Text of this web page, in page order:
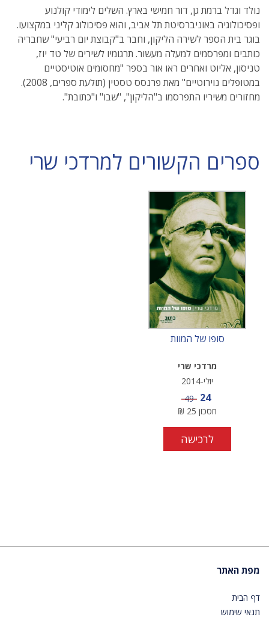
נולד וגדל ברמת גן, דור חמישי בארץ. השלים לימודי קולנוע
ופסיכולוגיה באוניברסיטת תל אביב, והוא פסיכולוג קליני במקצועו.
בוגר בית הספר לשירה הליקון, וחבר ב"קבוצת יום רביעי" שחבריה
כותבים ומפרסמים למעלה מעשור. תרגומיו לשירים של טד יוז,
טניסון, אליוט ואחרים ראו אור בספר "מחסומים אוטיסטיים
במטופלים נוירוטיים" מאת פרנסס טסטין (תולעת ספרים, 2008).
מחזורים משיריו התפרסמו ב"הליקון", "שבו" ו"כתובת".
ספרים הקשורים למרדכי שרי
סופו של המוות
מרדכי שרי
יולי-2014
מחיר מבצע
24 מחיר
49
חסכון 25
₪
לרכישה
מפת האתר
דף הבית
תנאי שימוש